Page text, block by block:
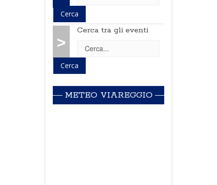
>
Cerca tra gli eventi
METEO VIAREGGIO